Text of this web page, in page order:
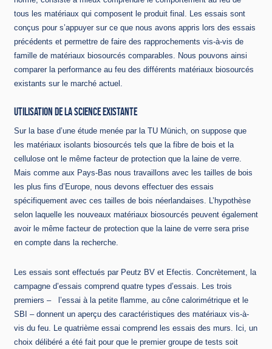
tous les matériaux qui composent le produit final. Les essais sont
conçus pour s’appuyer sur ce que nous avons appris lors des essais
précédents et permettre de faire des rapprochements vis-à-vis de
famille de matériaux biosourcés comparables. Nous pouvons ainsi
comparer la performance au feu des différents matériaux biosourcés
existants sur le marché actuel.
UTILISATION DE LA SCIENCE EXISTANTE
Sur la base d’une étude menée par la TU Münich, on suppose que
les matériaux isolants biosourcés tels que la fibre de bois et la
cellulose ont le même facteur de protection que la laine de verre.
Mais comme aux Pays-Bas nous travaillons avec les tailles de bois
les plus fins d’Europe, nous devons effectuer des essais
spécifiquement avec ces tailles de bois néerlandaises. L’hypothèse
selon laquelle les nouveaux matériaux biosourcés peuvent également
avoir le même facteur de protection que la laine de verre sera prise
en compte dans la recherche.
Les essais sont effectués par Peutz BV et Efectis. Concrètement, la
campagne d’essais comprend quatre types d’essais. Les trois
premiers – l’essai à la petite flamme, au cône calorimétrique et le
SBI – donnent un aperçu des caractéristiques des matériaux vis-à-
vis du feu. Le quatrième essai comprend les essais des murs. Ici, un
choix délibéré a été fait pour que le premier groupe de tests soit